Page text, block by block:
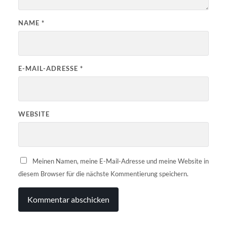
NAME *
E-MAIL-ADRESSE *
WEBSITE
Meinen Namen, meine E-Mail-Adresse und meine Website in
diesem Browser für die nächste Kommentierung speichern.